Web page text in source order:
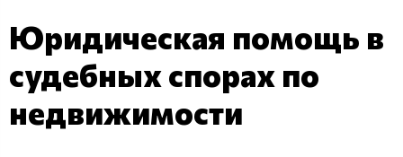
Юридическая помощь в
судебных спорах по
недвижимости